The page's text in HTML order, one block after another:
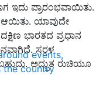
events,
the country
ಇದು ಪ್ರಾರಂಭವಾಯಿತು.
ಆಯಿತು. ಯಾವುದೇ
ಭಾರತದ ಪ್ರಧಾನ
ಸರಳ
ಅದ್ಭುತ ರುಚಿಯೂ